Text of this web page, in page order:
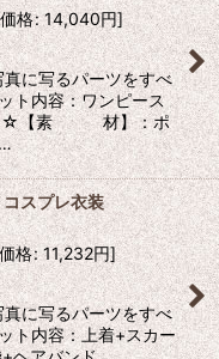
格: 14,040円]
に写るパーツをすべ
ト内容：ワンピース
☆【素 材】：ポ
スプレ衣装
格: 11,232円]
に写るパーツをすべ
ト内容：上着+スカー